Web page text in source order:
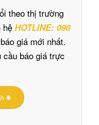
theo thị trường
hệ HOTLINE: 090
giá mới nhất.
cầu báo giá trực